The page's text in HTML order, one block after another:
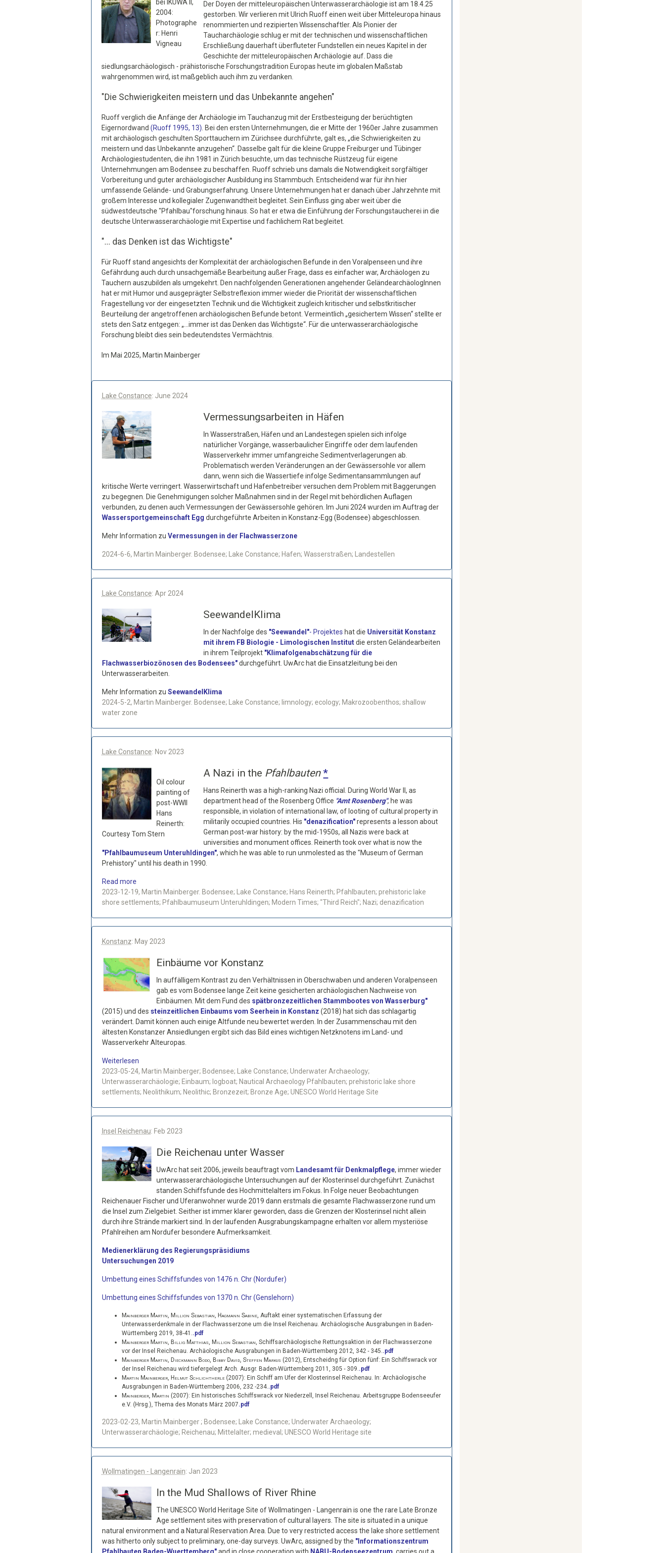
bei IKUWA II,
2004:
Photographe
r: Henri
Vigneau
Der Doyen der mitteleuropäischen Unterwasserarchäologie ist am 18.4.25
gestorben. Wir verlieren mit Ulrich Ruoff einen weit über Mitteleuropa hinaus
renommierten und rezipierten Wissenschaftler. Als Pionier der
Taucharchäologie schlug er mit der technischen und wissenschaftlichen
Erschließung dauerhaft überfluteter Fundstellen ein neues Kapitel in der
Geschichte der mitteleuropäischen Archäologie auf. Dass die
siedlungsarchäologisch - prähistorische Forschungstradition Europas heute im globalen Maßstab
wahrgenommen wird, ist maßgeblich auch ihm zu verdanken.
"Die Schwierigkeiten meistern und das Unbekannte angehen"
Ruoff verglich die Anfänge der Archäologie im Tauchanzug mit der Erstbesteigung der berüchtigten
Eigernordwand (Ruoff 1995, 13) . Bei den ersten Unternehmungen, die er Mitte der 1960er Jahre zusammen
mit archäologisch geschulten Sporttauchern im Zürichsee durchführte, galt es, „die Schwierigkeiten zu
meistern und das Unbekannte anzugehen“. Dasselbe galt für die kleine Gruppe Freiburger und Tübinger
Archäologiestudenten, die ihn 1981 in Zürich besuchte, um das technische Rüstzeug für eigene
Unternehmungen am Bodensee zu beschaffen. Ruoff schrieb uns damals die Notwendigkeit sorgfältiger
Vorbereitung und guter archäologischer Ausbildung ins Stammbuch. Entscheidend war für ihn hier
umfassende Gelände- und Grabungserfahrung. Unsere Unternehmungen hat er danach über Jahrzehnte mit
großem Interesse und kollegialer Zugenwandtheit begleitet. Sein Einfluss ging aber weit über die
südwestdeutsche "Pfahlbau"forschung hinaus. So hat er etwa die Einführung der Forschungstaucherei in die
deutsche Unterwasserarchäologie mit Expertise und fachlichem Rat begleitet.
"... das Denken ist das Wichtigste"
Für Ruoff stand angesichts der Komplexität der archäologischen Befunde in den Voralpenseen und ihre
Gefährdung auch durch unsachgemäße Bearbeitung außer Frage, dass es einfacher war, Archäologen zu
Tauchern auszubilden als umgekehrt. Den nachfolgenden Generationen angehender GeländearchäologInnen
hat er mit Humor und ausgeprägter Selbstreflexion immer wieder die Priorität der wissenschaftlichen
Fragestellung vor der eingesetzten Technik und die Wichtigkeit zugleich kritischer und selbstkritischer
Beurteilung der angetroffenen archäologischen Befunde betont. Vermeintlich „gesichertem Wissen“ stellte er
stets den Satz entgegen: „…immer ist das Denken das Wichtigste“. Für die unterwasserarchäologische
Forschung bleibt dies sein bedeutendstes Vermächtnis.
Im Mai 2025, Martin Mainberger
Lake Constance: June 2024
Vermessungsarbeiten in Häfen
In Wasserstraßen, Häfen und an Landestegen spielen sich infolge
natürlicher Vorgänge, wasserbaulicher Eingriffe oder dem laufenden
Wasserverkehr immer umfangreiche Sedimentverlagerungen ab.
Problematisch werden Veränderungen an der Gewässersohle vor allem
dann, wenn sich die Wassertiefe infolge Sedimentansammlungen auf
kritische Werte verringert. Wasserwirtschaft und Hafenbetreiber versuchen dem Problem mit Baggerungen
zu begegnen. Die Genehmigungen solcher Maßnahmen sind in der Regel mit behördlichen Auflagen
verbunden, zu denen auch Vermessungen der Gewässersohle gehören. Im Juni 2024 wurden im Auftrag der
Wassersportgemeinschaft Egg durchgeführte Arbeiten in Konstanz-Egg (Bodensee) abgeschlossen.
Mehr Information zu Vermessungen in der Flachwasserzone
2024-6-6, Martin Mainberger. Bodensee; Lake Constance; Hafen; Wasserstraßen; Landestellen
Lake Constance: Apr 2024
SeewandelKlima
In der Nachfolge des "Seewandel"- Projektes hat die Universität Konstanz
mit ihrem FB Biologie - Limologischen Institutdie ersten Geländearbeiten
in ihrem Teilprojekt "Klimafolgenabschätzung für die
Flachwasserbiozönosen des Bodensees"durchgeführt. UwArc hat die Einsatzleitung bei den
Unterwasserarbeiten.
Mehr Information zu SeewandelKlima
2024-5-2, Martin Mainberger. Bodensee; Lake Constance; limnology; ecology; Makrozoobenthos; shallow
water zone
Lake Constance: Nov 2023
Oil colour
painting of
post-WWII
Hans
Reinerth:
Courtesy Tom Stern
A Nazi in the Pfahlbauten*
Hans Reinerth was a high-ranking Nazi official. During World War II, as
department head of the Rosenberg Office "Amt Rosenberg", he was
responsible, in violation of international law, of looting of cultural property in
militarily occupied countries. His "denazification"represents a lesson about
German post-war history: by the mid-1950s, all Nazis were back at
universities and monument offices. Reinerth took over what is now the
"Pfahlbaumuseum Unteruhldingen", which he was able to run unmolested as the "Museum of German
Prehistory" until his death in 1990.
Read more
2023-12-19, Martin Mainberger. Bodensee; Lake Constance; Hans Reinerth; Pfahlbauten; prehistoric lake
shore settlements; Pfahlbaumuseum Unteruhldingen; Modern Times; "Third Reich"; Nazi; denazification
Konstanz: May 2023
Einbäume vor Konstanz
In auffälligem Kontrast zu den Verhältnissen in Oberschwaben und anderen Voralpenseen
gab es vom Bodensee lange Zeit keine gesicherten archäologischen Nachweise von
Einbäumen. Mit dem Fund des spätbronzezeitlichen Stammbootes von Wasserburg"
(2015) und des steinzeitlichen Einbaums vom Seerhein in Konstanz (2018) hat sich das schlagartig
verändert. Damit können auch einige Altfunde neu bewertet werden. In der Zusammenschau mit den
ältesten Konstanzer Ansiedlungen ergibt sich das Bild eines wichtigen Netzknotens im Land- und
Wasserverkehr Alteuropas.
Weiterlesen
2023-05-24, Martin Mainberger; Bodensee; Lake Constance; Underwater Archaeology;
Unterwasserarchäologie; Einbaum; logboat; Nautical Archaeology Pfahlbauten; prehistoric lake shore
settlements; Neolithikum; Neolithic; Bronzezeit; Bronze Age; UNESCO World Heritage Site
Insel Reichenau: Feb 2023
Die Reichenau unter Wasser
UwArc hat seit 2006, jeweils beauftragt vom Landesamt für Denkmalpflege, immer wieder
unterwasserarchäologische Untersuchungen auf der Klosterinsel durchgeführt. Zunächst
standen Schiffsfunde des Hochmittelalters im Fokus. In Folge neuer Beobachtungen
Reichenauer Fischer und Uferanwohner wurde 2019 dann erstmals die gesamte Flachwasserzone rund um
die Insel zum Zielgebiet. Seither ist immer klarer geworden, dass die Grenzen der Klosterinsel nicht allein
durch ihre Strände markiert sind. In der laufenden Ausgrabungskampagne erhalten vor allem mysteriöse
Pfahlreihen am Nordufer besondere Aufmerksamkeit.
Medienerklärung des Regierungspräsidiums
Untersuchungen 2019
Umbettung eines Schiffsfundes von 1476 n. Chr (Nordufer)
Umbettung eines Schiffsfundes von 1370 n. Chr (Genslehorn)
Mainberger Martin, Million Sebastian, Hagmann Sabine, Auftakt einer systematischen Erfassung der
Unterwasserdenkmale in der Flachwasserzone um die Insel Reichenau. Archäologische Ausgrabungen in Baden-
Württemberg 2019, 38-41..pdf
Mainberger Martin, Billig Matthias, Million Sebastian, Schiffsarchäologische Rettungsaktion in der Flachwasserzone
vor der Insel Reichenau. Archäologische Ausgrabungen in Baden-Württemberg 2012, 342 - 345..pdf
Mainberger Martin, Dieckmann Bodo, Bibby David, Steffen Markus (2012), Entscheidng für Option fünf: Ein Schiffswrack vor
der Insel Reichenau wird tiefergelegt Arch. Ausgr. Baden-Württemberg 2011, 305 - 309..pdf
Martin Mainberger, Helmut Schlichtherle(2007): Ein Schiff am Ufer der Klosterinsel Reichenau. In: Archäologische
Ausgrabungen in Baden-Württemberg 2006, 232 -234..pdf
Mainberger, Martin (2007): Ein historisches Schiffswrack vor Niederzell, Insel Reichenau. Arbeitsgruppe Bodenseeufer
e.V. (Hrsg.), Thema des Monats März 2007.pdf
2023-02-23, Martin Mainberger ; Bodensee; Lake Constance; Underwater Archaeology;
Unterwasserarchäologie; Reichenau; Mittelalter; medieval; UNESCO World Heritage site
Wollmatingen - Langenrain: Jan 2023
In the Mud Shallows of River Rhine
The UNESCO World Heritage Site of Wollmatingen - Langenrain is one the rare Late Bronze
Age settlement sites with preservation of cultural layers. The site is situated in a unique
natural environment and a Natural Reservation Area. Due to very restricted access the lake shore settlement
was hitherto only subject to preliminary, one-day surveys. UwArc, assigned by the "Informationszentrum